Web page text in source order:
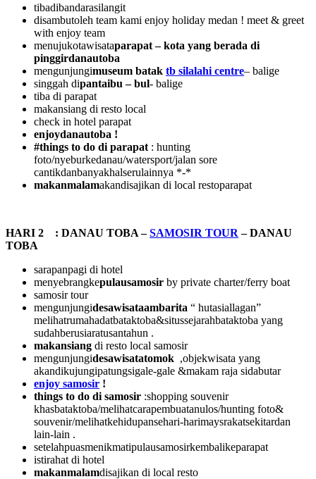
tibadibandarasilangit
disambutoleh team kami enjoy holiday medan ! meet & greet
with enjoy team
menujukotawisataparapat – kota yang berada di
pinggirdanautoba
mengunjungimuseum batak tb silalahi centre– balige
singgah dipantaibu – bul- balige
tiba di parapat
makansiang di resto local
check in hotel parapat
enjoydanautoba !
#things to do di parapat : hunting
foto/nyeburkedanau/watersport/jalan sore
cantikdanbanyakhalserulainnya *-*
makanmalamakandisajikan di local restoparapat
HARI 2 : DANAU TOBA –SAMOSIR TOUR – DANAU
TOBA
sarapanpagi di hotel
menyebrangkepulausamosir by private charter/ferry boat
samosir tour
mengunjungidesawisataambarita “ hutasiallagan”
melihatrumahadatbataktoba&situssejarahbataktoba yang
sudahberusiaratusantahun .
makansiang di resto local samosir
mengunjungidesawisatatomok ,objekwisata yang
akandikujungipatungsigale-gale &makam raja sidabutar
enjoy samosir !
things to do di samosir :shopping souvenir
khasbataktoba/melihatcarapembuatanulos/hunting foto&
souvenir/melihatkehidupansehari-harimaysrakatsekitardan
lain-lain .
setelahpuasmenikmatipulausamosirkembalikeparapat
istirahat di hotel
makanmalamdisajikan di local resto